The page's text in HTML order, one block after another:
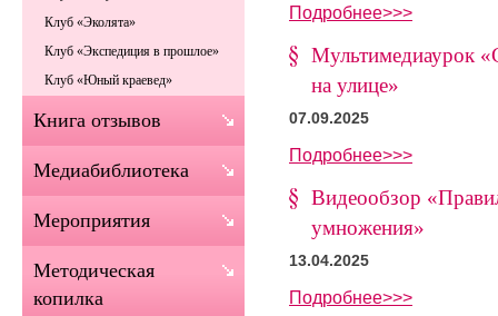
Подробнее>>>
Мультимедиаурок
на улице»
07.09.2025
Подробнее>>>
Видеообзор
умножения»
13.04.2025
Подробнее>>>
Клуб «Эколята»
Клуб «Экспедиция в прошлое»
Клуб «Юный краевед»
Книга отзывов
Медиабиблиотека
Мероприятия
Методическая
копилка